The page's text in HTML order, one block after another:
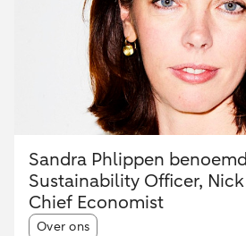
Sandra Phlippen
Sustainability Officer,
Chief Economist
Article tags:
Over ons